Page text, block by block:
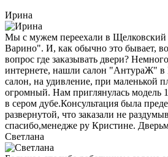
Ирина
Мы с мужем переехали в
Варино". И, как обычно это бывает,
вопрос где заказывать двери?
интернете, нашли салон "АнтураЖ"
салон, на удивление, при маленькой
огромный. Нам приглянулась модель
в сером дубе.Консультация была
развернутой, что заказали не
спасибо,менедже ру Кристине.
Светлана